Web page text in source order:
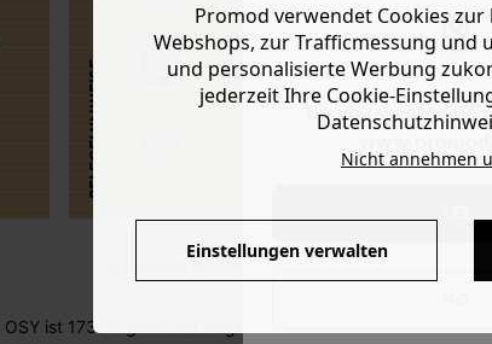
Do you want to be
PFLEGEHINWEISE MASSE
Einheitsgröße.
Höhe
cm.
OSY ist 173cm groß und trägt Größe 36
Promod verwendet Cookies
Webshops, zur Trafficmessung und
und personalisierte Werbung
jederzeit Ihre Cookie-
Nicht annehmen
Einstellungen verwalten